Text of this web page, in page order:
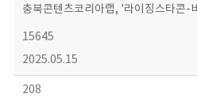
충북콘텐츠코리아랩, '라이징스타콘-
15645
2025.05.15
208